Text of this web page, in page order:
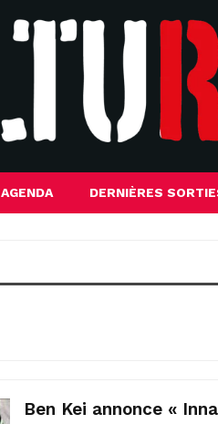
AGENDA DERNIÈRES
Ben Kei annonce «